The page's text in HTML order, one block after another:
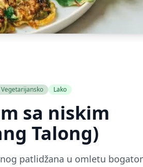
Vegetarijansko Lako
sa niskim
Talong)
patlidžana u omletu